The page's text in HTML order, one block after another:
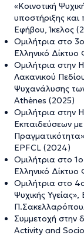
«Κοινοτική
υποστήριξης και
Εφήβου, Ίκελος
Ομιλήτρια στο
Ελληνικό
Ομιλήτρια στην
Λακανικού
Ψυχανάλυσης
Athènes (2025)
Ομιλήτρια στην
Εκπαιδεύσεων
EPFCL (2024)
Ομιλήτρια στο
Ελληνικό
Ομιλήτρια στο
Ψυχικής Υγείας»,
Συμμετοχή στην
Activity and